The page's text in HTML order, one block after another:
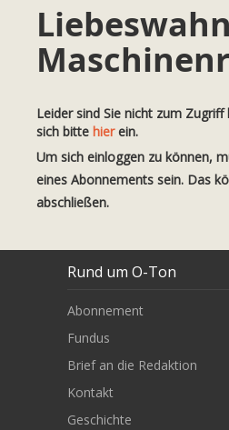
Leider sind Sie nicht zum
sich bitte hierein.
Um sich einloggen zu können,
eines Abonnements sein. Das
abschließen.
Rund um O-Ton
Abonnement
Fundus
Brief an die Redaktion
Kontakt
Geschichte